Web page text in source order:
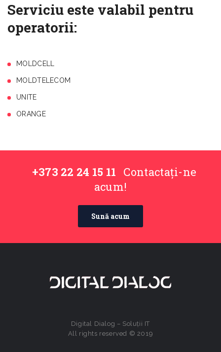
Serviciu este valabil pentru
operatorii:
MOLDCELL
MOLDTELECOM
UNITE
ORANGE
+373 22 24 15 11 Contactați-ne
acum!
Sună acum
Digital Dialog – Soluții IT
All rights reserved © 2019